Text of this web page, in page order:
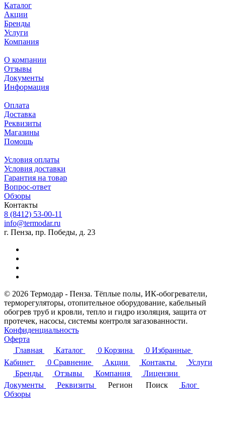
Каталог
Акции
Бренды
Услуги
Компания
О компании
Отзывы
Документы
Информация
Оплата
Доставка
Реквизиты
Магазины
Помощь
Условия оплаты
Условия доставки
Гарантия на товар
Вопрос-ответ
Обзоры
Контакты
8 (8412) 53-00-11
info@termodar.ru
г. Пенза, пр. Победы, д. 23
© 2026 Термодар - Пенза. Тёплые полы, ИК-обогреватели,
терморегуляторы, отопительное оборудование, кабельный
обогрев труб и кровли, тепло и гидро изоляция, защита от
протечек, насосы, системы контроля загазованности.
Конфиденциальность
Оферта
Главная
Каталог 0 Корзина 0 Избранные
Кабинет
0 Сравнение Акции Контакты
Услуги
Бренды
Отзывы Компания
Лицензии
Документы
Реквизиты Регион Поиск
Блог
Обзоры